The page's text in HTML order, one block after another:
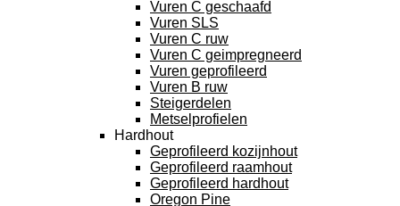
Vuren C geschaafd
Vuren SLS
Vuren C ruw
Vuren C geimpregneerd
Vuren geprofileerd
Vuren B ruw
Steigerdelen
Metselprofielen
Hardhout
Geprofileerd kozijnhout
Geprofileerd raamhout
Geprofileerd hardhout
Oregon Pine